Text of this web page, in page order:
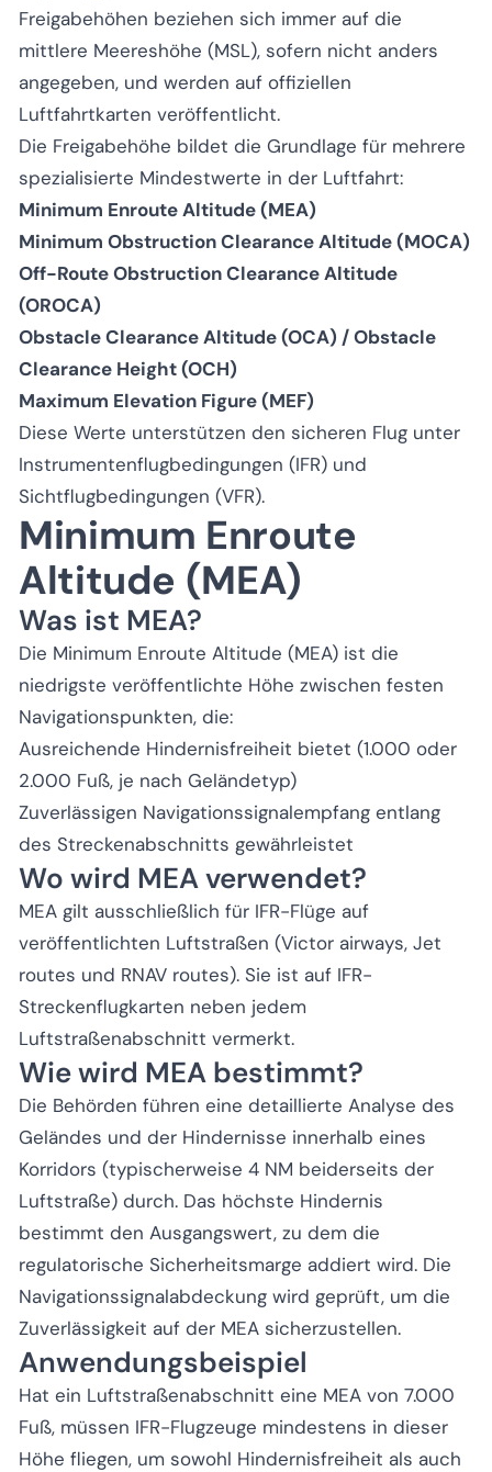
Freigabehöhen beziehen sich immer auf die
mittlere Meereshöhe (MSL), sofern nicht anders
angegeben, und werden auf offiziellen
Luftfahrtkarten veröffentlicht.
Die Freigabehöhe bildet die Grundlage für mehrere
spezialisierte Mindestwerte in der Luftfahrt:
Minimum Enroute Altitude (MEA)
Minimum Obstruction Clearance Altitude (MOCA)
Off-Route Obstruction Clearance Altitude
(OROCA)
Obstacle Clearance Altitude (OCA) / Obstacle
Clearance Height (OCH)
Maximum Elevation Figure (MEF)
Diese Werte unterstützen den sicheren Flug unter
Instrumentenflugbedingungen (IFR) und
Sichtflugbedingungen (VFR).
Minimum Enroute
Altitude (MEA)
Was ist MEA?
Die Minimum Enroute Altitude (MEA) ist die
niedrigste veröffentlichte Höhe zwischen festen
Navigationspunkten, die:
Ausreichende Hindernisfreiheit bietet (1.000 oder
2.000 Fuß, je nach Geländetyp)
Zuverlässigen Navigationssignalempfang entlang
des Streckenabschnitts gewährleistet
Wo wird MEA verwendet?
MEA gilt ausschließlich für IFR-Flüge auf
veröffentlichten Luftstraßen (Victor airways, Jet
routes und RNAV routes). Sie ist auf IFR-
Streckenflugkarten neben jedem
Luftstraßenabschnitt vermerkt.
Wie wird MEA bestimmt?
Die Behörden führen eine detaillierte Analyse des
Geländes und der Hindernisse innerhalb eines
Korridors (typischerweise 4 NM beiderseits der
Luftstraße) durch. Das höchste Hindernis
bestimmt den Ausgangswert, zu dem die
regulatorische Sicherheitsmarge addiert wird. Die
Navigationssignalabdeckung wird geprüft, um die
Zuverlässigkeit auf der MEA sicherzustellen.
Anwendungsbeispiel
Hat ein Luftstraßenabschnitt eine MEA von 7.000
Fuß, müssen IFR-Flugzeuge mindestens in dieser
Höhe fliegen, um sowohl Hindernisfreiheit als auch